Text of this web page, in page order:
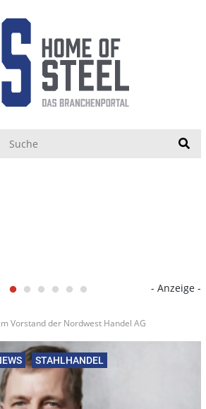
- Anzeige -
Vorstand der Nordwest Handel AG
STAHLHANDEL